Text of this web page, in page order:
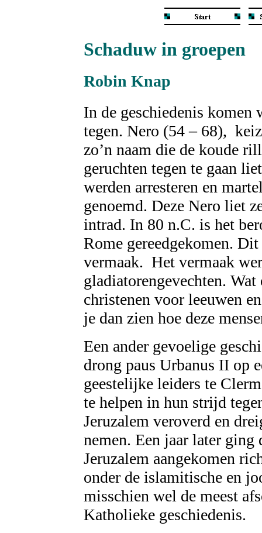
Schaduw in groepen
Robin Knap
In de geschiedenis
tegen. Nero (54 – 68),
zo’n naam die de koude
geruchten tegen te gaan
werden arresteren en
genoemd. Deze Nero liet
intrad. In 80 n.C. is het
Rome gereedgekomen.
vermaak. Het vermaak
gladiatorengevechten.
christenen voor leeuwen
je dan zien hoe deze
Een ander gevoelige
drong paus Urbanus II op
geestelijke leiders te
te helpen in hun strijd
Jeruzalem veroverd en
nemen. Een jaar later
Jeruzalem aangekomen
onder de islamitische en
misschien wel de meest
Katholieke geschiedenis.